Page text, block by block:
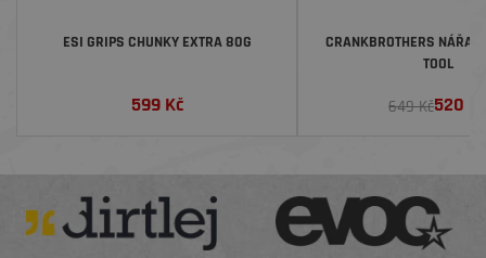
ESI GRIPS CHUNKY EXTRA 80G
599Kč
CRANKBROTHERS
TOOL
649 Kč520